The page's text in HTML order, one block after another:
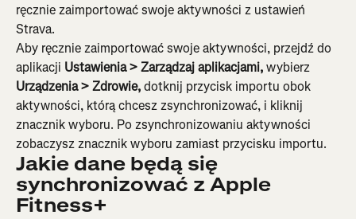
ręcznie zaimportować swoje aktywności z ustawień
Strava.
Aby ręcznie zaimportować swoje aktywności, przejdź do
aplikacji Ustawienia > Zarządzaj aplikacjami, wybierz
Urządzenia > Zdrowie, dotknij przycisk importu obok
aktywności, którą chcesz zsynchronizować, i kliknij
znacznik wyboru. Po zsynchronizowaniu aktywności
zobaczysz znacznik wyboru zamiast przycisku importu.
Jakie dane będą się
synchronizować z Apple
Fitness+